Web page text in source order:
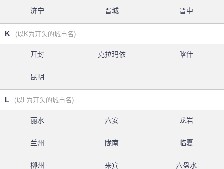
济宁 晋城 晋中
K (以K为开头的城市名)
开封 克拉玛依 喀什
昆明
L (以L为开头的城市名)
丽水 六安 龙岩
兰州 陇南 临夏
柳州 来宾 六盘水